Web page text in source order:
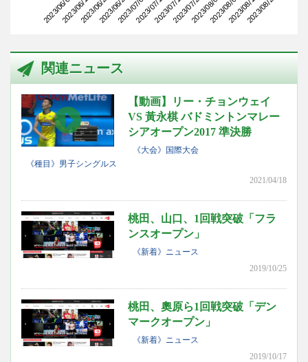
2023/06/072023/06/142023/06/212023/06/282023/07/052023/07/122023/07/192023/07/262023/08/022023/08/092023/08/162023/08/23
関連ニュース
【動画】リー・チョンウェイ
VS 黃永棋 バドミントンマレー
シアオープン2017 準決勝
《大会》国際大会
《種目》男子シングルス
2021/04/18
桃田、山口、1回戦突破「フラ
ンスオープン」
《新着》ニュース
2019/10/25
桃田、奧原ら1回戦突破「デン
マークオープン」
《新着》ニュース
2019/10/17